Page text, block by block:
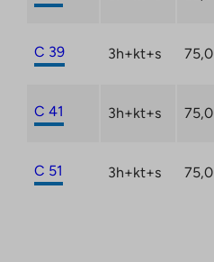
C 39 3h+kt+s 75,0
C 41 3h+kt+s 75,0
C 51 3h+kt+s 75,0